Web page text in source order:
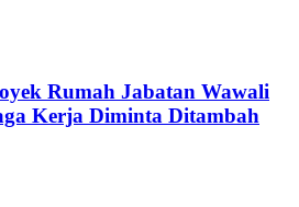
Rumah Jabatan Wawali
Kerja Diminta Ditambah